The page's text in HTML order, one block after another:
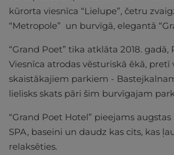
kūrorta viesnīca “Lielupe”, četru
“Metropole” un burvīgā, elegantā
“Grand Poet” tika atklāta 2018. gadā,
Viesnīca atrodas vēsturiskā ēkā, pretī
skaistākajiem parkiem -
lielisks skats pāri šim burvīgajam
“Grand Poet Hotel” pieejams augstas
SPA, baseini un daudz kas cits, kas
relaksēties.